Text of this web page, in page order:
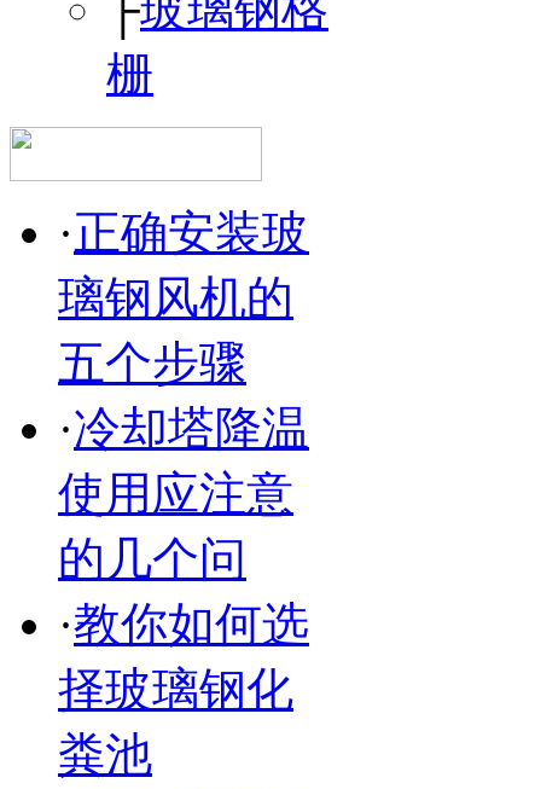
栅
·正确安装玻
璃钢风机的
五个步骤
·冷却塔降温
使用应注意
的几个问
·教你如何选
择玻璃钢化
粪池